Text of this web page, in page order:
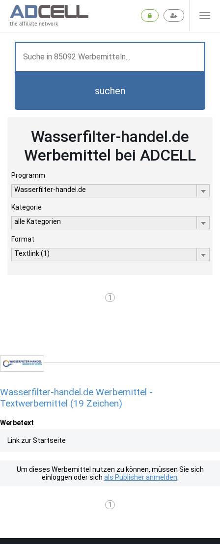
the affiliate network
suchen
Wasserfilter-handel.de
Werbemittel bei ADCELL
Programm
Wasserfilter-handel.de
Kategorie
alle Kategorien
Format
Textlink (1)
1
Wasserfilter-handel.de Werbemittel -
Textwerbemittel (19 Zeichen)
Werbetext
Link zur Startseite
Um dieses Werbemittel nutzen zu können, müssen Sie sich
einloggen oder sich als Publisher anmelden
1